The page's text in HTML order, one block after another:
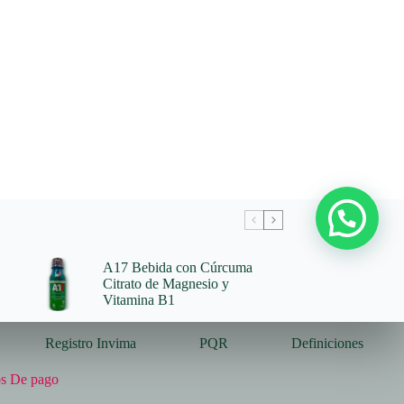
A17 Bebida con Cúrcuma
Citrato de Magnesio y
Vitamina B1
Registro Invima PQR Definiciones
De pago